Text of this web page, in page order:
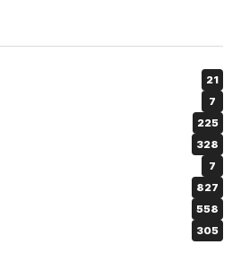
21
7
225
328
7
827
558
305